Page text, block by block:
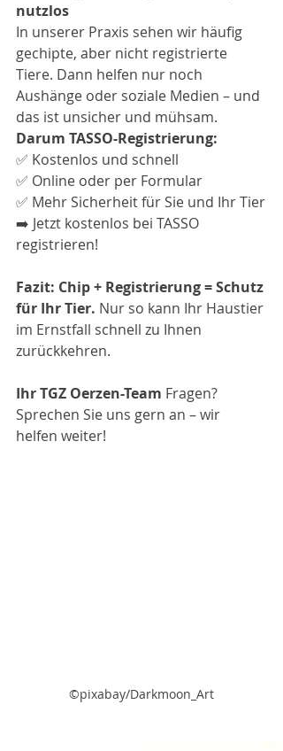
nutzlos
In unserer Praxis sehen wir häufig
gechipte, aber nicht registrierte
Tiere. Dann helfen nur noch
Aushänge oder soziale Medien – und
das ist unsicher und mühsam.
Darum TASSO-Registrierung:
✅ Kostenlos und schnell
✅ Online oder per Formular
✅ Mehr Sicherheit für Sie und Ihr Tier
➡️ Jetzt kostenlos bei TASSO
registrieren!
Fazit: Chip + Registrierung = Schutz
für Ihr Tier. Nur so kann Ihr Haustier
im Ernstfall schnell zu Ihnen
zurückkehren.
Ihr TGZ Oerzen-Team Fragen?
Sprechen Sie uns gern an – wir
helfen weiter!
©pixabay/Darkmoon_Art